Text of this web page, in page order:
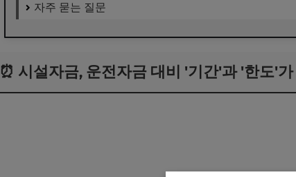
자주 묻는 질문
⏰ 시설자금, 운전자금 대비 '기간'과 '한도'